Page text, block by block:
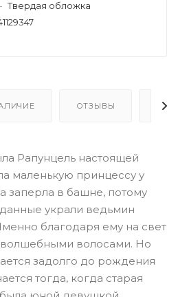
Твердая обложка
ОТЗЫВЫ
Рапунцель настоящей
маленькую принцессу у
заперла в башне, потому
украли ведьмин
благодаря ему на свет
волшебными волосами. Но
задолго до рождения
тогда, когда старая